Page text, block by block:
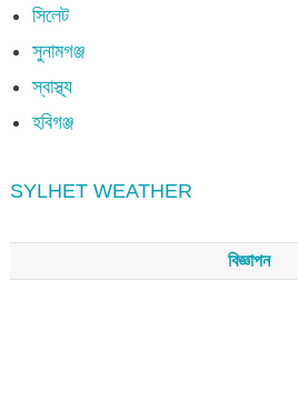
সিলেট
সুনামগঞ্জ
স্বাস্থ্য
হবিগঞ্জ
SYLHET WEATHER
বিজ্ঞাপন